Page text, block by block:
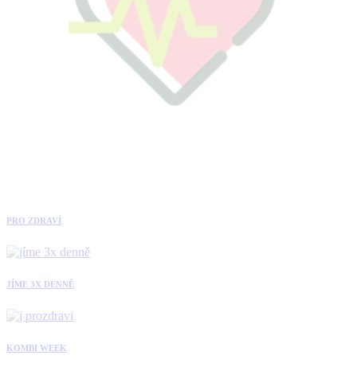
PRO ZDRAVÍ
JÍME 3X DENNĚ
KOMBI WEEK